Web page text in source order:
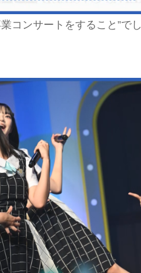
コンサートをすること”でし